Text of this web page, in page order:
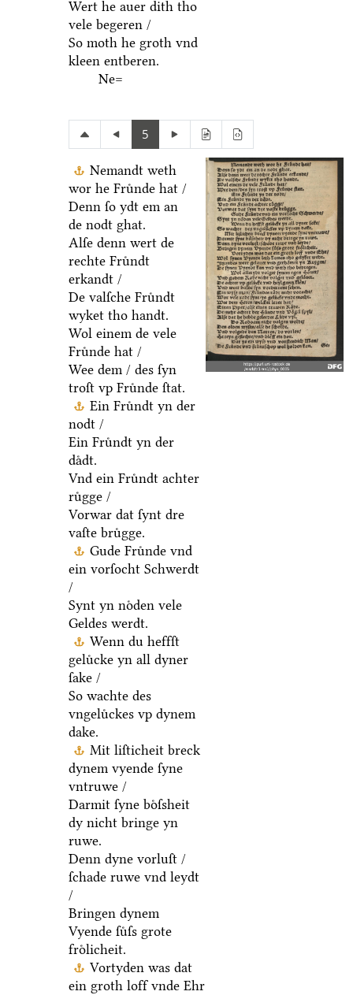
Wert he auer dith tho
vele begeren /
So moth he groth vnd
kleen entberen.
Ne=
5
Nemandt weth
wor he Fruͤnde hat /
Denn ſo ydt em an
de nodt ghat.
Alſe denn wert de
rechte Fruͤndt
erkandt /
De valſche Fruͤndt
wyket tho handt.
Wol einem de vele
Fruͤnde hat /
Wee dem / des ſyn
troſt vp Fruͤnde ſtat.
Ein Fruͤndt yn der
nodt /
Ein Fruͤndt yn der
daͤdt.
Vnd ein Fruͤndt achter
ruͤgge /
Vorwar dat ſynt dre
vaſte bruͤgge.
Gude Fruͤnde vnd
ein vorſocht Schwerdt
/
Synt yn noͤden vele
Geldes werdt.
Wenn du heffſt
geluͤcke yn all dyner
ſake /
So wachte des
vngeluͤckes vp dynem
dake.
Mit liſticheit breck
dynem vyende ſyne
vntruwe /
Darmit ſyne boͤſsheit
dy nicht bringe yn
ruwe.
Denn dyne vorluſt /
ſchade ruwe vnd leydt
/
Bringen dynem
Vyende ſuͤſs grote
froͤlicheit.
Vortyden was dat
ein groth loff vnde Ehr